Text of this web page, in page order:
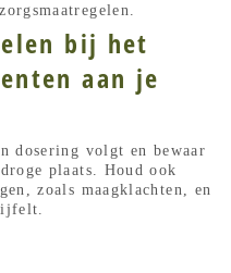
bij het
aan je
dosering volgt en bewaar
plaats. Houd ook
zoals maagklachten, en